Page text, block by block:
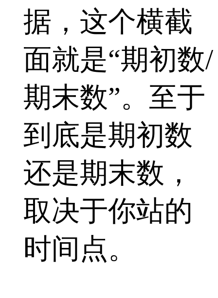
据，这个横截
面就是“期初数/
期末数”。至于
到底是期初数
还是期末数，
取决于你站的
时间点。